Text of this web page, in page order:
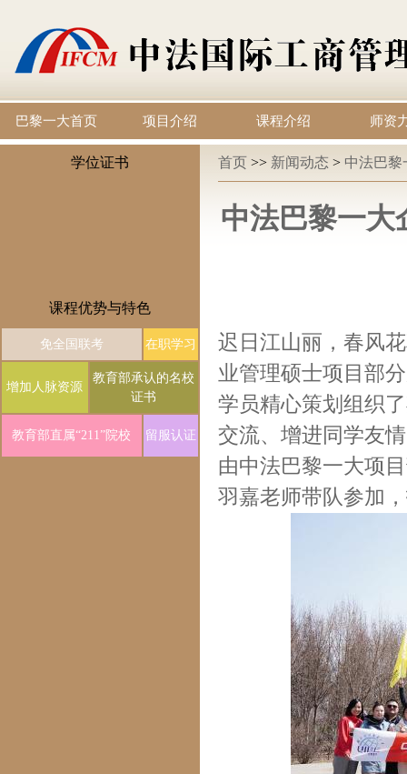
巴黎一大首页 项目介绍 课程介绍 师资
学位证书
课程优势与特色
免全国联考 在职学习
增加人脉资源
教育部承认的名校
证书
教育部直属“211”院校 留服认证
首页 >> 新闻动态 > 中法巴黎
中法巴黎一大
迟日江山丽，春风
业管理硕士项目部
学员精心策划组织
交流、增进同学友
由中法巴黎一大项
羽嘉老师带队参加